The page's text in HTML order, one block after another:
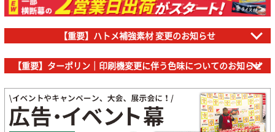
【重要】ハトメ補強素材 変更のお知らせ
【重要】ターポリン｜印刷機変更に伴う色味についてのお知らせ